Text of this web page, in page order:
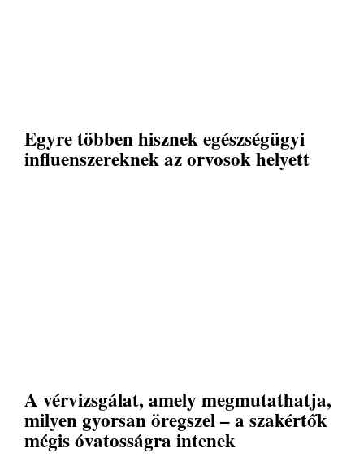
Egyre többen hisznek egészségügyi
influenszereknek az orvosok helyett
A vérvizsgálat, amely megmutathatja,
milyen gyorsan öregszel – a szakértők
mégis óvatosságra intenek